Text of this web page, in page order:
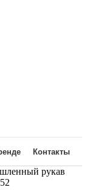
Контакты
рукав